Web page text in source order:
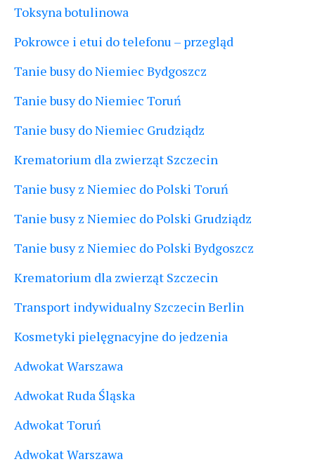
Toksyna botulinowa
Pokrowce i etui do telefonu – przegląd
Tanie busy do Niemiec Bydgoszcz
Tanie busy do Niemiec Toruń
Tanie busy do Niemiec Grudziądz
Krematorium dla zwierząt Szczecin
Tanie busy z Niemiec do Polski Toruń
Tanie busy z Niemiec do Polski Grudziądz
Tanie busy z Niemiec do Polski Bydgoszcz
Krematorium dla zwierząt Szczecin
Transport indywidualny Szczecin Berlin
Kosmetyki pielęgnacyjne do jedzenia
Adwokat Warszawa
Adwokat Ruda Śląska
Adwokat Toruń
Adwokat Warszawa